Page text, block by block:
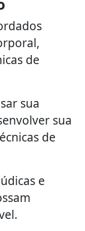
de
sua
sua
de
e